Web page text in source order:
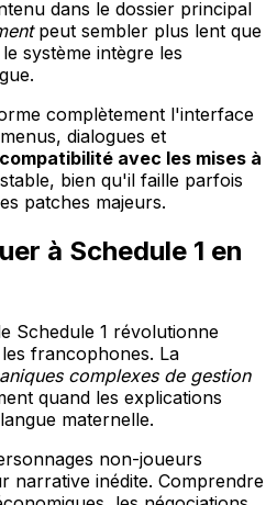
dans le dossier principal
peut sembler plus lent que
système intègre les
complètement l'interface
dialogues et
compatibilité avec les mises à
bien qu'il faille parfois
patches majeurs.
à Schedule 1 en
Schedule 1 révolutionne
francophones. La
complexes de gestion
quand les explications
maternelle.
non-joueurs
narrative inédite. Comprendre